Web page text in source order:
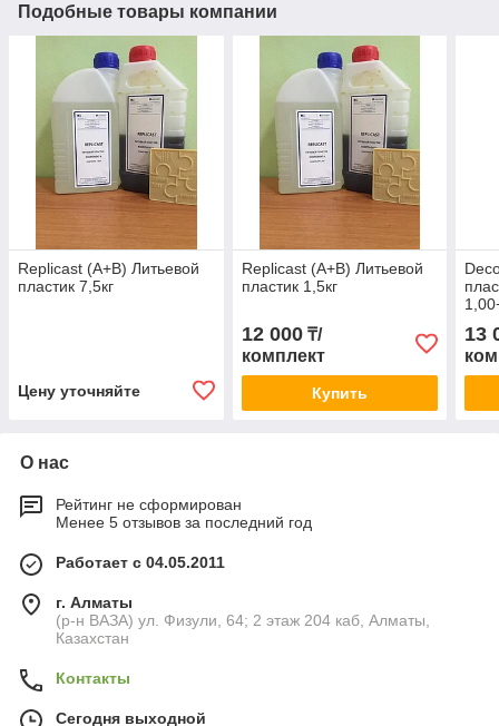
Подобные товары компании
Replicast (А+В) Литьевой
пластик 7,5кг
Цену уточняйте
Replicast (А+В) Литьевой
пластик 1,5кг
12 000₸/
комплект
Купить
13
О нас
Рейтинг не сформирован
Менее 5 отзывов за последний год
Работает с 04.05.2011
г. Алматы
(р-н ВАЗА) ул. Физули, 64; 2 этаж 204 каб, Алматы,
Казахстан
Контакты
Сегодня выходной